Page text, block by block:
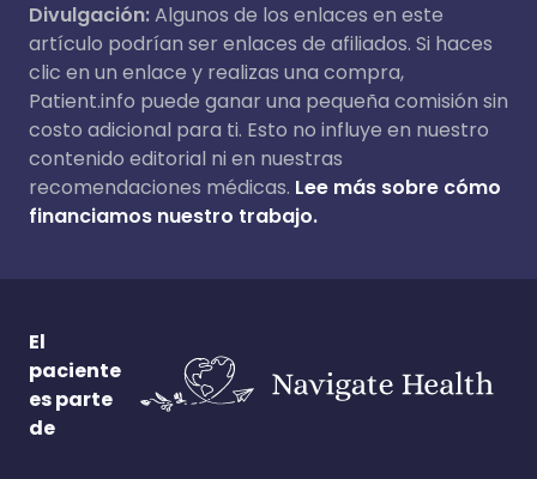
Divulgación:Algunos de los enlaces en este
artículo podrían ser enlaces de afiliados. Si haces
clic en un enlace y realizas una compra,
Patient.info puede ganar una pequeña comisión sin
costo adicional para ti. Esto no influye en nuestro
contenido editorial ni en nuestras
recomendaciones médicas. Lee más sobre cómo
financiamos nuestro trabajo.
El
paciente
es parte
de